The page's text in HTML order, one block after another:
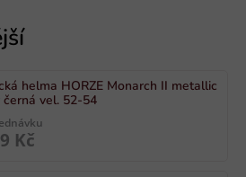
helma HORZE Monarch II metallic
vel. 52-54
Kč